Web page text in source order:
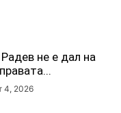
не е дал на
4, 2026